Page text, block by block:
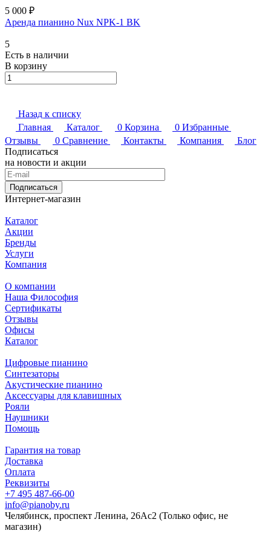
5 000 ₽
Аренда пианино Nux NPK-1 BK
5
Есть в наличии
В корзину
Назад к списку
Главная
Каталог 0 Корзина 0 Избранные
Отзывы
0 Сравнение Контакты Компания
Блог
Подписаться
на новости и акции
Подписаться
Интернет-магазин
Каталог
Акции
Бренды
Услуги
Компания
О компании
Наша Философия
Сертификаты
Отзывы
Офисы
Каталог
Цифровые пианино
Синтезаторы
Акустические пианино
Аксессуары для клавишных
Рояли
Наушники
Помощь
Гарантия на товар
Доставка
Оплата
Реквизиты
+7 495 487-66-00
info@pianoby.ru
Челябинск, проспект Ленина, 26Ас2 (Только офис, не
магазин)